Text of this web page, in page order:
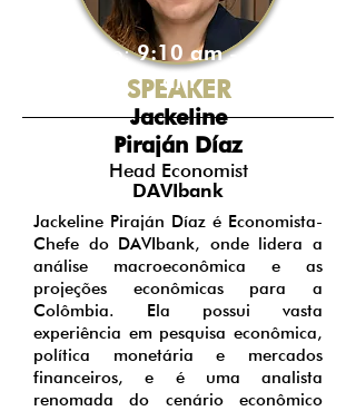
SPEAKER
Jackeline
Piraján Díaz
Head Economist
DAVIbank
Jackeline Piraján Díaz é Economista-
Chefe do DAVIbank, onde lidera a
análise macroeconômica e as
projeções econômicas para a
Colômbia. Ela possui vasta
experiência em pesquisa econômica,
política monetária e mercados
financeiros, e é uma analista
renomada do cenário econômico
Horário: 9:10 am - 10:00
am